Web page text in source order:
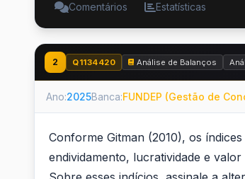
Comentários Estatísticas
2 Q1134420 Análise de Balanços
Ano:2025Banca:FUNDEP (Gestão de
Conforme Gitman (2010), os
endividamento, lucratividade e valor